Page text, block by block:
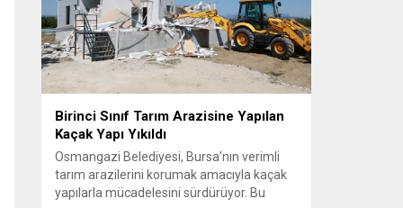
kurmaya öncelik veren Osmangazi
Belediye Başkanı Erkan Aydın, sosyal
belediyecilik...
Birinci Sınıf Tarım Arazisine Yapılan
Kaçak Yapı Yıkıldı
Osmangazi Belediyesi, Bursa’nın verimli
tarım arazilerini korumak amacıyla kaçak
yapılarla mücadelesini sürdürüyor. Bu